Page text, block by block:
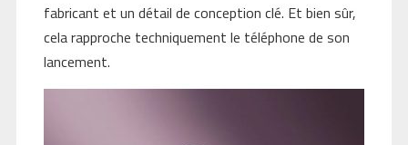
fabricant et un détail de conception clé. Et bien sûr,
cela rapproche techniquement le téléphone de son
lancement.